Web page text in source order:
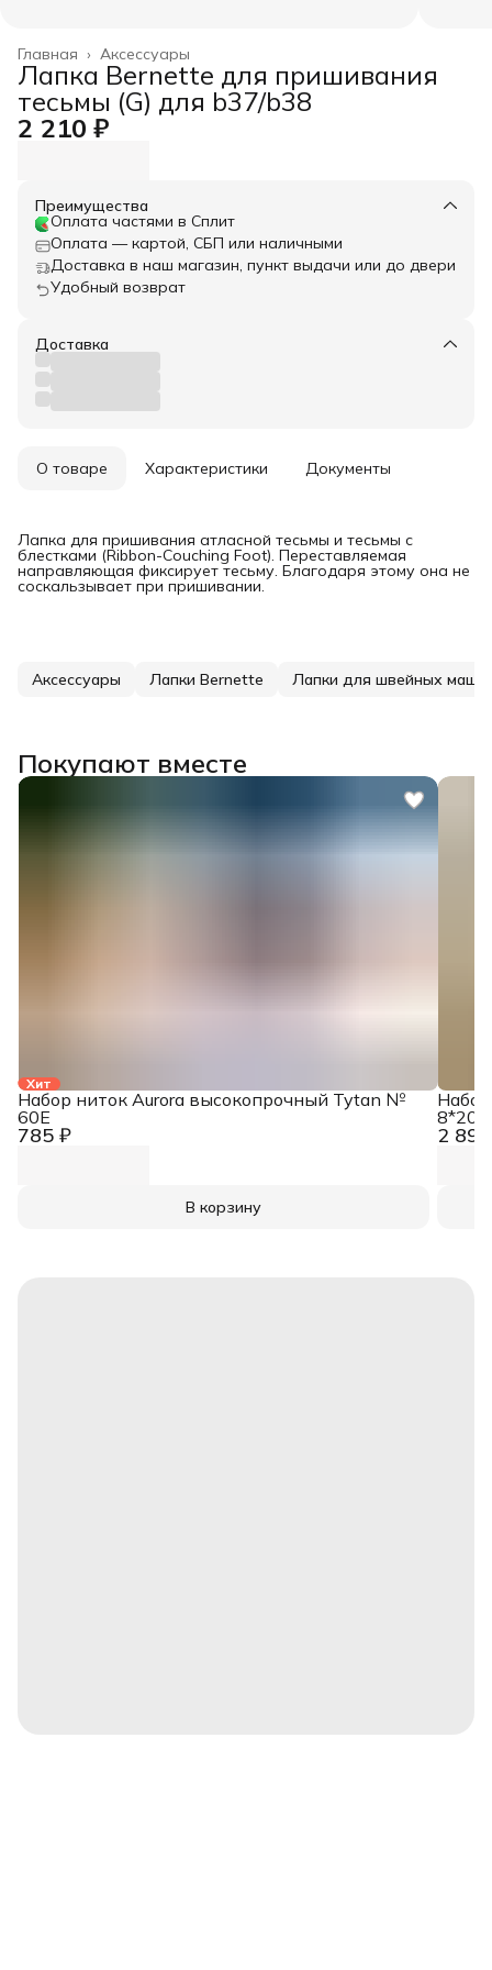
Аксессуары
Главная ›
Лапка Bernette для пришивания
тесьмы (G) для b37/b38
2 210 ₽
Преимущества
Оплата частями в Сплит
Оплата — картой, СБП или наличными
Доставка в наш магазин, пункт выдачи или до двери
Удобный возврат
Доставка
О товаре Характеристики Документы
Лапка для пришивания атласной тесьмы и тесьмы с
блестками (Ribbon-Couching Foot). Переставляемая
направляющая фиксирует тесьму. Благодаря этому она не
соскальзывает при пришивании.
Аксессуары Лапки Bernette Лапки для швейных
Покупают вместе
Хит
785 ₽
Набор ниток Aurora высокопрочный Tytan №
60E
В корзину
2